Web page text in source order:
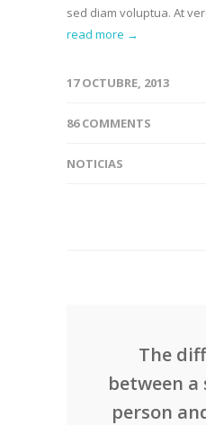
sed diam voluptua. At
read more →
17 OCTUBRE, 2013
86 COMMENTS
NOTICIAS
The
between a
person